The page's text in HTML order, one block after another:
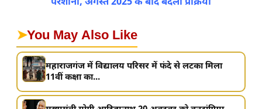
➤You May Also Like
महाराजगंज में विद्यालय परिसर में फंदे से लटका मिला
11वीं कक्षा का...